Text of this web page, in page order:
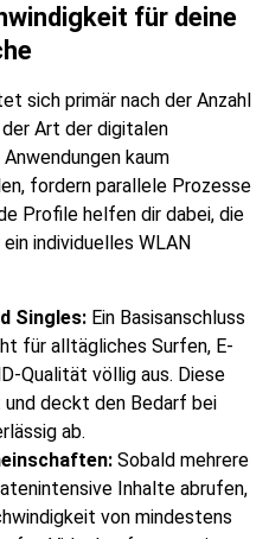
für deine
sich primär nach der Anzahl
Art der digitalen
kaum
fordern parallele Prozesse
Profile helfen dir dabei, die
individuelles WLAN
Singles: Ein Basisanschluss
für alltägliches Surfen, E-
Qualität völlig aus. Diese
deckt den Bedarf bei
ab.
Sobald mehrere
Inhalte abrufen,
von mindestens